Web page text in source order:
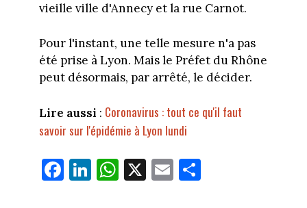
vieille ville d'Annecy et la rue Carnot.
Pour l'instant, une telle mesure n'a pas
été prise à Lyon. Mais le Préfet du Rhône
peut désormais, par arrêté, le décider.
Lire aussi : Coronavirus : tout ce qu'il faut
savoir sur l'épidémie à Lyon lundi
Fa
ce
Li
nk
W
ha
X E
m
Pa
rt